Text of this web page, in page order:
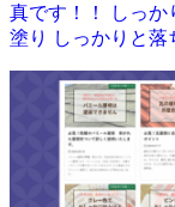
真です！！ しっか
塗り しっかりと